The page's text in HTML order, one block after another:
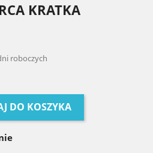
KRATKA
roboczych
DO KOSZYKA